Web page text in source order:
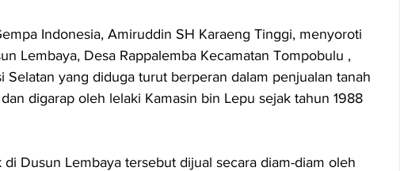
Indonesia, Amiruddin SH Karaeng Tinggi, menyoroti
Lembaya, Desa Rappalemba Kecamatan Tompobulu ,
Selatan yang diduga turut berperan dalam penjualan tanah
digarap oleh lelaki Kamasin bin Lepu sejak tahun 1988
Dusun Lembaya tersebut dijual secara diam-diam oleh